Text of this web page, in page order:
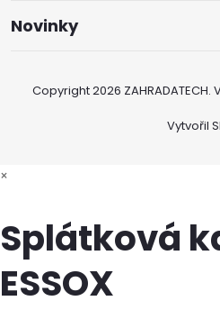
Novinky
Vytvořil
Copyright 2026 ZAHRADATECH.
×
Splátková
ESSOX